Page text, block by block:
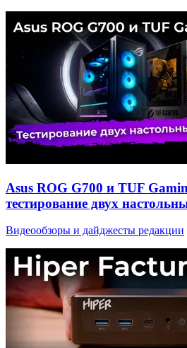
Asus ROG G700 и TUF
тестирование двух
Видеообзоры и дайджесты редакции